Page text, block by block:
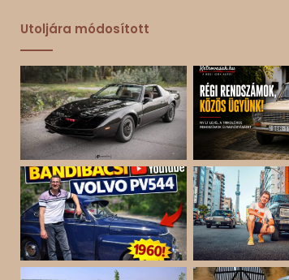
Utoljára módosított